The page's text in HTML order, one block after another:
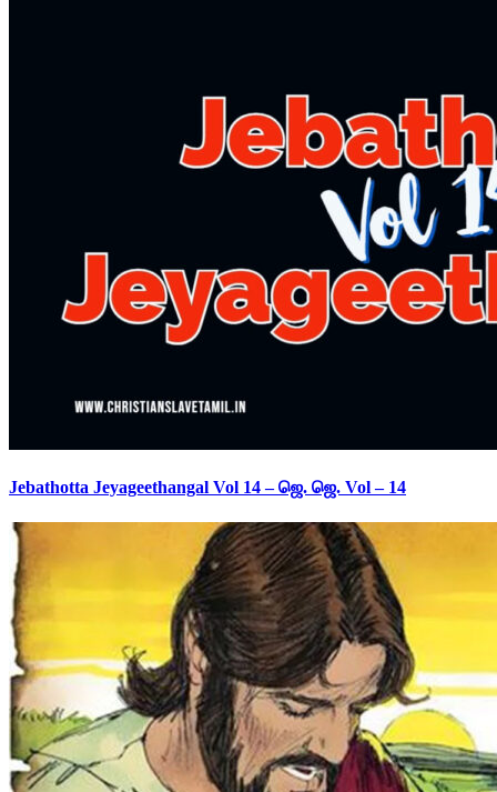
Jebathotta Jeyageethangal Vol 14 – ஜெ. ஜெ. Vol – 14